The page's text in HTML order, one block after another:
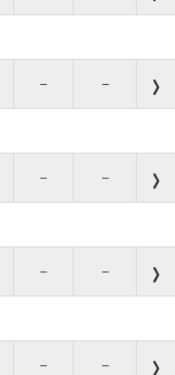
– –
– –
– –
– –